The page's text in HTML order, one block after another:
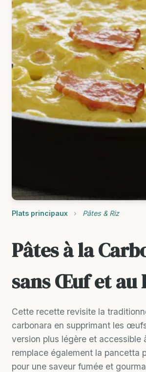
Plats principaux › Pâtes & Riz
Pâtes à la
sans Œuf et au
Cette recette revisite la
carbonara en supprimant les
version plus légère et accessible
remplace également la pancetta
pour une saveur fumée et